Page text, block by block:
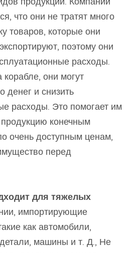
что они не тратят много
товаров, которые они
поэтому они
расходы.
они могут
денег и снизить
расходы. Это помогает им
конечным
очень доступным ценам,
перед
для тяжелых
импортирующие
как автомобили,
машины и т. Д., Не